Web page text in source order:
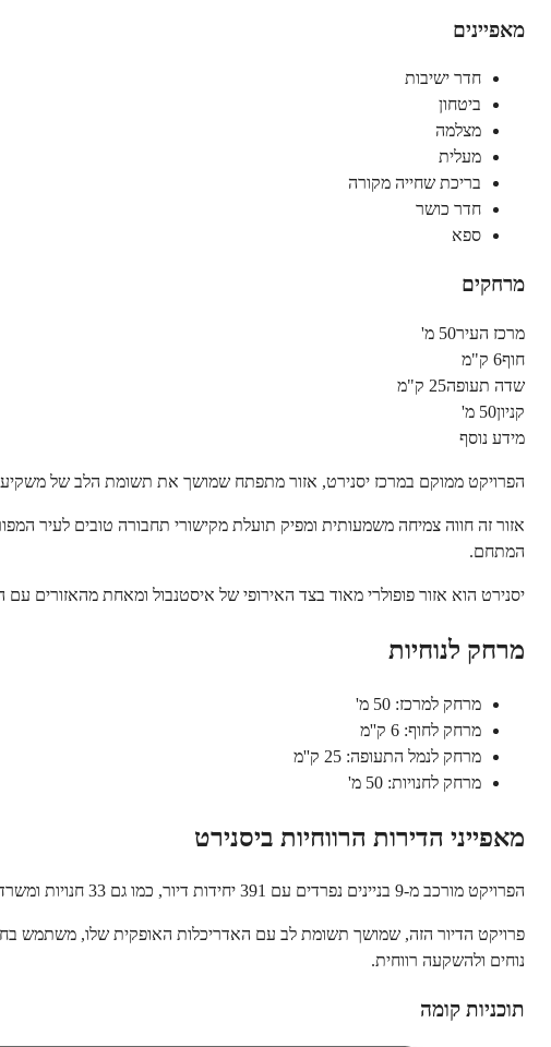
מאפיינים
חדר ישיבות
ביטחון
מצלמה
מעלית
בריכת שחייה מקורה
חדר כושר
ספא
מרחקים
מרכז העיר50 מ'
חוף6 ק"מ
שדה תעופה25 ק"מ
קניון50 מ'
מידע נוסף
הפרויקט ממוקם במרכז יסנירט, אזור מתפתח שמושך את תשומת הלב של משקיעים,
המתחם.
יסנירט הוא אזור פופולרי מאוד בצד האירופי של איסטנבול ומאחת מהאזורים עם
מרחק לנוחיות
מרחק למרכז: 50 מ'
מרחק לחוף: 6 ק''מ
מרחק לנמל התעופה: 25 ק''מ
מרחק לחנויות: 50 מ'
מאפייני הדירות הרווחיות ביסנירט
הפרויקט מורכב מ-9 בניינים נפרדים עם 391 יחידות דיור, כמו גם 33 חנויות ומשרדים. ישנן דירות סטודיו, 1, 2 ו-3 חדרי שינה במתחם.
פרויקט הדיור הזה, שמושך תשומת לב עם האדריכלות האופקית שלו, משתמש
נוחים ולהשקעה רווחית.
תוכניות קומה